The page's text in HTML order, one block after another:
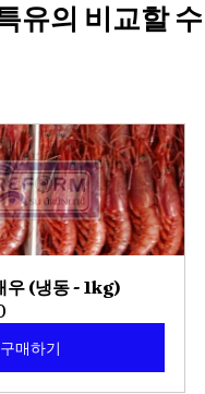
유의 비교할 수
점을 주었습니다.
우 (냉동 - 1kg)
구매하기